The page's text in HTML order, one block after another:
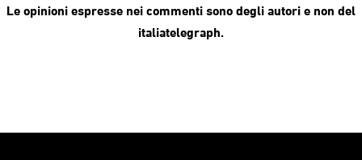
Le opinioni espresse nei commenti sono degli autori e non del
italiatelegraph.